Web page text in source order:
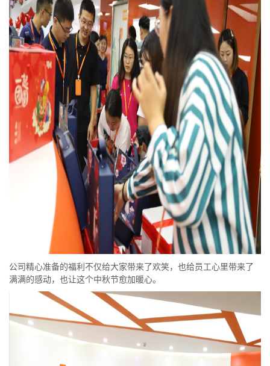
公司精心准备的福利不仅给大家带来了欢笑，也给员工心里带来了
满满的感动，也让这个中秋节愈加暖心。